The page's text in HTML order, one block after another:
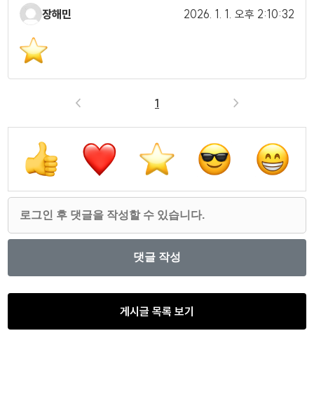
장해민 2026. 1. 1. 오후 2:10:32
< 1 >
게시글 목록 보기